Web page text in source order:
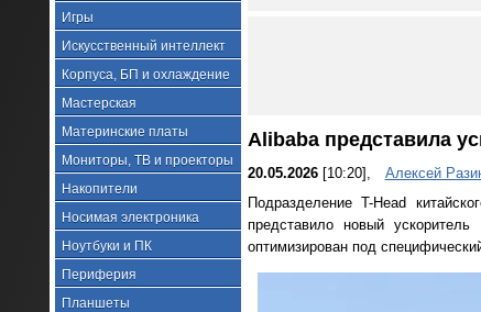
Игры
Искусственный интеллект
Корпуса, БП и охлаждение
Мастерская
Материнские платы
Мониторы, ТВ и проекторы
Накопители
Носимая электроника
Ноутбуки и ПК
Периферия
Планшеты
Alibaba представила
20.05.2026[10:20],
Алексей
Подразделение T-Head
представило новый
оптимизирован под